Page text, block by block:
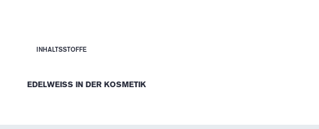
INHALTSSTOFFE
EDELWEISS IN DER KOSMETIK